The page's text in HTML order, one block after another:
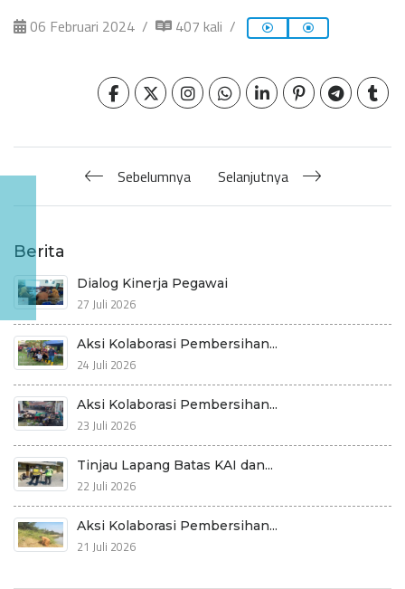
06 Februari 2024 407 kali
Sebelumnya Selanjutnya
Berita
Dialog Kinerja Pegawai
27 Juli 2026
Aksi Kolaborasi Pembersihan...
24 Juli 2026
Aksi Kolaborasi Pembersihan...
23 Juli 2026
Tinjau Lapang Batas KAI dan...
22 Juli 2026
Aksi Kolaborasi Pembersihan...
21 Juli 2026